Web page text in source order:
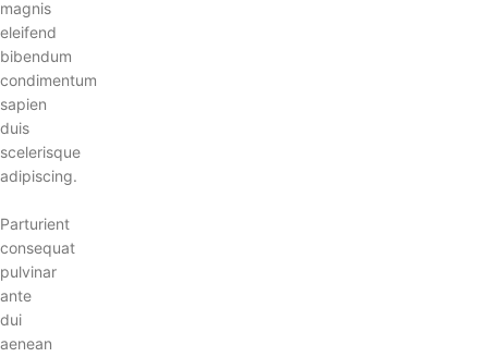
magnis
eleifend
bibendum
condimentum
sapien
duis
scelerisque
adipiscing.
Parturient
consequat
pulvinar
ante
dui
aenean